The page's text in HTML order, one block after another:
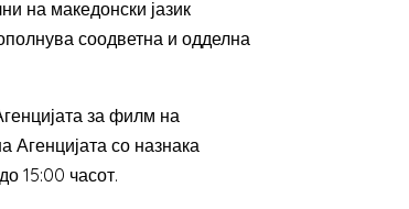
на македонски јазик
соодветна и одделна
за филм на
со назнака
15:00 часот.